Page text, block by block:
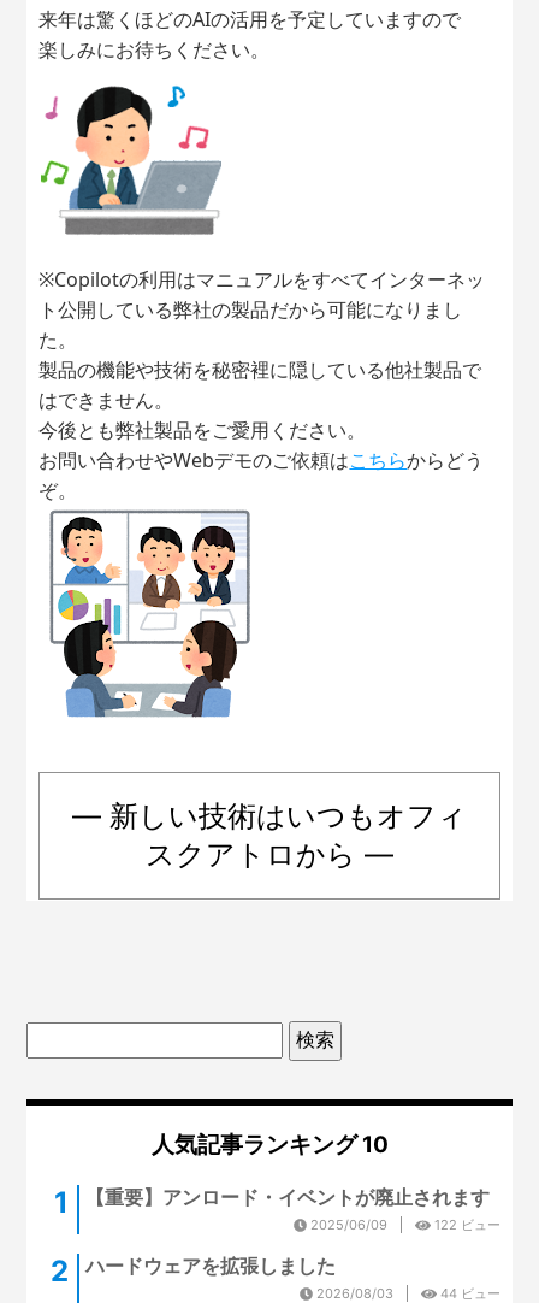
来年は驚くほどのAIの活用を予定していますので
楽しみにお待ちください。
※Copilotの利用はマニュアルをすべてインターネッ
ト公開している弊社の製品だから可能になりまし
た。
製品の機能や技術を秘密裡に隠している他社製品で
はできません。
今後とも弊社製品をご愛用ください。
お問い合わせやWebデモのご依頼はこちらからどう
ぞ。
― 新しい技術はいつもオフィ
スクアトロから ―
人気記事ランキング 10
【重要】アンロード・イベントが廃止されます
2025/06/09 122 ビュー
ハードウェアを拡張しました
2026/08/03 44 ビュー